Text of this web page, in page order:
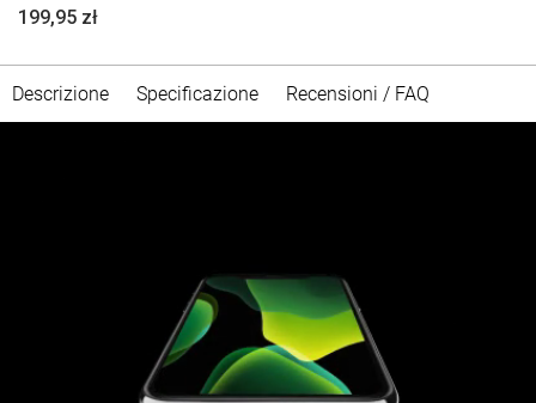
199,95 zł
Descrizione Specificazione Recensioni / FAQ